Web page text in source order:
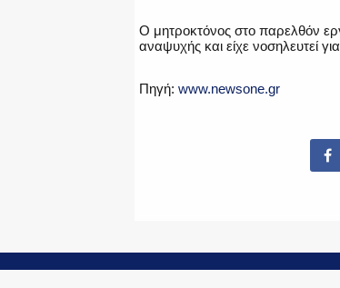
Ο μητροκτόνος στο παρελθόν
αναψυχής και είχε νοσηλευτεί
Πηγή: www.newsone.gr
© Copyright 2015-2024 -